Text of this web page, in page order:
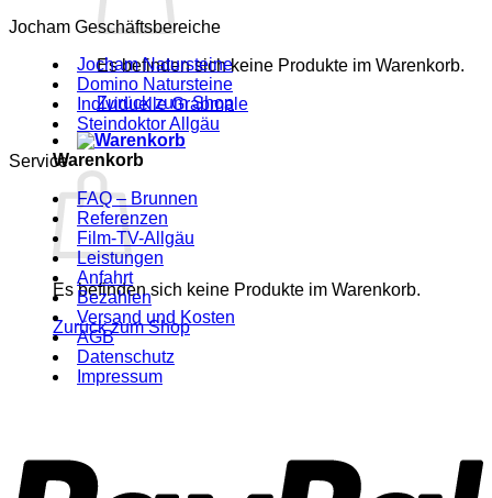
Es befinden sich keine Produkte im Warenkorb.
Zurück zum Shop
Warenkorb
Es befinden sich keine Produkte im Warenkorb.
Zurück zum Shop
Jocham Geschäftsbereiche
Jocham Natursteine
Domino Natursteine
Individuelle Grabmale
Steindoktor Allgäu
Service
FAQ – Brunnen
Referenzen
Film-TV-Allgäu
Leistungen
Anfahrt
Bezahlen
Versand und Kosten
AGB
Datenschutz
Impressum